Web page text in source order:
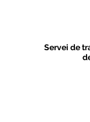
Servei de